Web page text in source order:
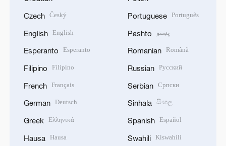
Czech Český
English English
Esperanto Esperanto
Filipino Filipino
French Français
German Deutsch
Greek Ελληνικά
Hausa Hausa
Portuguese Português
Pashto پښتو
Romanian Română
Russian Русский
Serbian Српски
Sinhala සිංහල
Spanish Español
Swahili Kiswahili